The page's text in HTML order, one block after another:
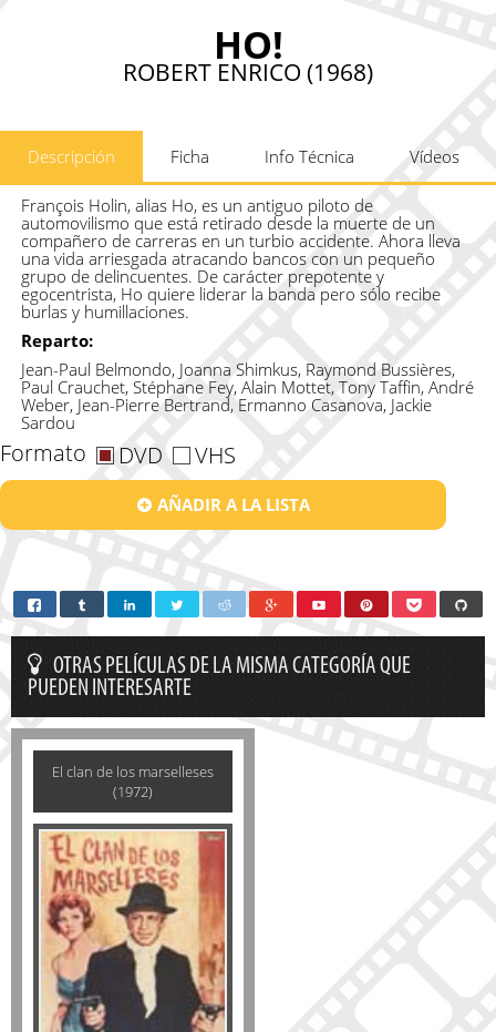
HO!
ROBERT ENRICO (1968)
Descripción Ficha Info Técnica Vídeos
François Holin, alias Ho, es un antiguo piloto de
automovilismo que está retirado desde la muerte de un
compañero de carreras en un turbio accidente. Ahora lleva
una vida arriesgada atracando bancos con un pequeño
grupo de delincuentes. De carácter prepotente y
egocentrista, Ho quiere liderar la banda pero sólo recibe
burlas y humillaciones.
Reparto:
Jean-Paul Belmondo, Joanna Shimkus, Raymond Bussières,
Paul Crauchet, Stéphane Fey, Alain Mottet, Tony Taffin, André
Weber, Jean-Pierre Bertrand, Ermanno Casanova, Jackie
Sardou
Formato DVD VHS
AÑADIR A LA LISTA
OTRAS PELÍCULAS DE LA MISMA CATEGORÍA QUE
PUEDEN INTERESARTE
El clan de los marselleses
(1972)